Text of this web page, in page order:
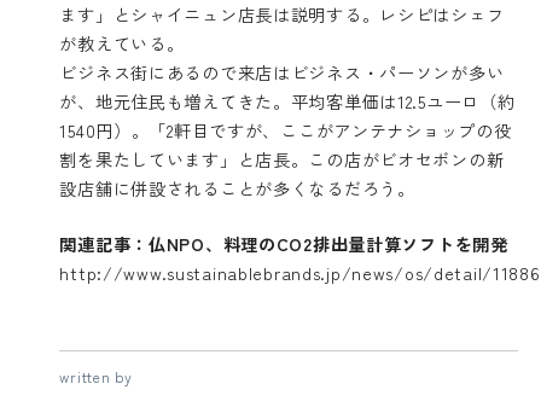
ます」とシャイニュン店長は説明する。レシピはシェフ
が教えている。
ビジネス街にあるので来店はビジネス・パーソンが多い
が、地元住民も増えてきた。平均客単価は12.5ユーロ（約
1540円）。「2軒目ですが、ここがアンテナショップの役
割を果たしています」と店長。この店がビオセボンの新
設店舗に併設されることが多くなるだろう。
関連記事：仏NPO、料理のCO2排出量計算ソフトを開発
http://www.sustainablebrands.jp/news/os/detail/
written by